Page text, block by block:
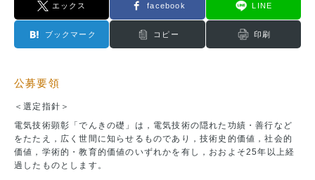
エックス facebook LINE
ブックマーク コピー 印刷
公募要領
＜選定指針＞
電気技術顕彰「でんきの礎」は，電気技術の隠れた功績・善行など
をたたえ，広く世間に知らせるものであり，技術史的価値，社会的
価値，学術的・教育的価値のいずれかを有し，おおよそ25年以上経
過したものとします。